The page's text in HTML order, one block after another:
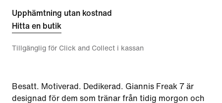
Upphämtning utan kostnad
Hitta en butik
Tillgänglig för Click and Collect i kassan
Besatt. Motiverad. Dedikerad. Giannis Freak 7 är
designad för dem som tränar från tidig morgon och